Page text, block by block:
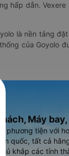
hấp dẫn. Vexere
là nền tảng
của Goyolo
Máy
phương tiện với
quốc, tất cả
khắp các tỉnh